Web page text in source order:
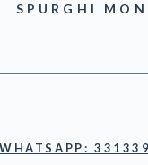
SPURGHI
WHATSAPP: